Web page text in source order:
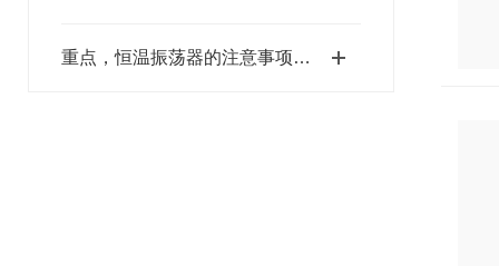
重点，恒温振荡器的注意事项及性能特点